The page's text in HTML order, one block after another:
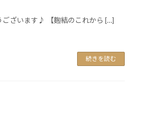
ございます♪ 【麴結のこれから […]
続きを読む